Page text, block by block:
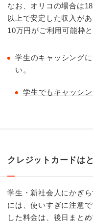
なお、オリコの場合は
以上で安定した収入が
10万円がご利用可能枠と
学生のキャッシング
い。
学生でもキャッシ
クレジットカードは
学生・新社会人にかぎ
には、使いすぎに注意
した料金は、後日まと